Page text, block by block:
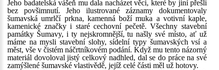
Jeho badatelská vášeň mu dala nacházet věci, které by jiní přešli
bez povšimnutí. Jeho ilustrované záznamy dokumentovaly
šumavská umrlčí prkna, kamenná boží muka a votivní kaple,
kamenické značky i staré cechovní pečetě. Všechny stavební
památky Šumavy, i ty nejskromnější, tu našly své místo, ať už
máme na mysli stavební slohy, sídelní typy šumavských vsí a
měst, vše v čistém náčrtníkovém podání. Když mu tento názorný
materiál dovoloval jistý celkový nadhled, dal se do práce na své
zamýšlené šumavské vlastivědě, jejíž celé části měl už hotovy.